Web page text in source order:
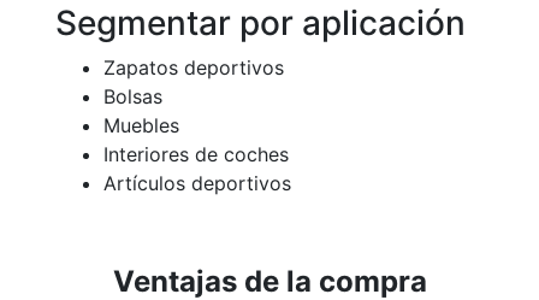
Segmentar por aplicación
Zapatos deportivos
Bolsas
Muebles
Interiores de coches
Artículos deportivos
Ventajas de la compra